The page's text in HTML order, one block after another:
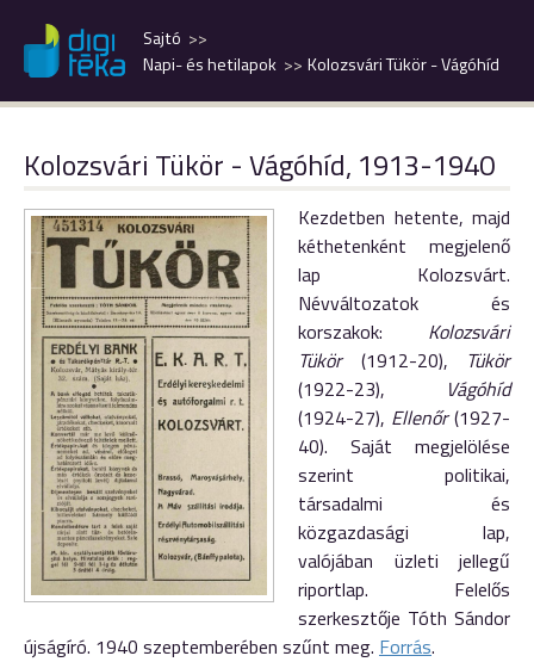
Kolozsvári Tükör - Vágóhíd
Napi- és hetilapok
Sajtó
Kolozsvári Tükör - Vágóhíd, 1913-1940
Kezdetben hetente, majd
kéthetenként megjelenő
lap Kolozsvárt.
Névváltozatok és
korszakok: Kolozsvári
Tükör(1912-20), Tükör
(1922-23),
Vágóhíd
(1924-27), Ellenőr(1927-
40). Saját megjelölése
szerint politikai,
társadalmi és
közgazdasági lap,
valójában üzleti jellegű
riportlap. Felelős
szerkesztője Tóth Sándor
újságíró. 1940 szeptemberében szűnt meg. Forrás.